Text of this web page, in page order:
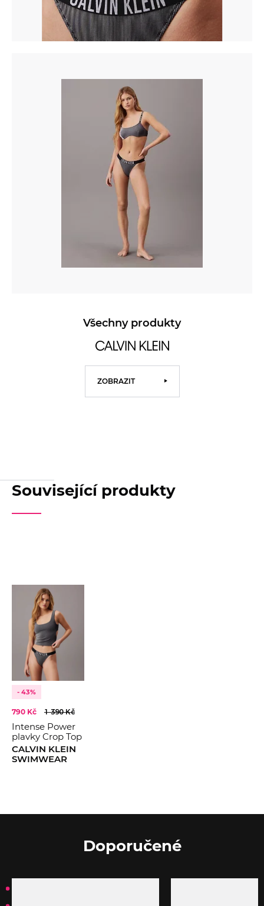
Všechny produkty
ZOBRAZIT
Související produkty
- 43%
790 Kč 1 390 Kč
Intense Power
plavky Crop Top
CALVIN KLEIN
SWIMWEAR
Doporučené